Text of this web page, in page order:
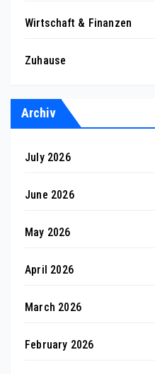
Wirtschaft & Finanzen
Zuhause
Archiv
July 2026
June 2026
May 2026
April 2026
March 2026
February 2026